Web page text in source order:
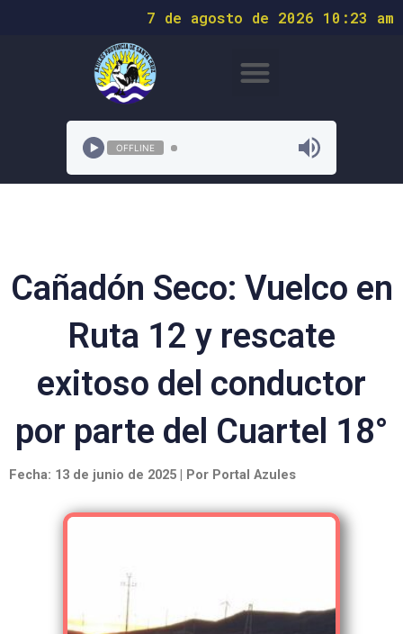
7 de agosto de 2026 10:23 am
OFFLINE
Cañadón Seco: Vuelco en
Ruta 12 y rescate
exitoso del conductor
por parte del Cuartel 18°
Fecha: 13 de junio de 2025 | Por Portal Azules